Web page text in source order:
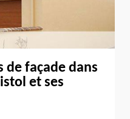
de façade dans
et ses